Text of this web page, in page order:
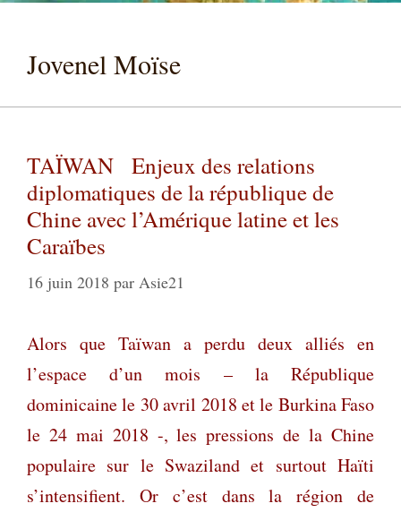
Jovenel Moïse
TAÏWAN Enjeux des relations
diplomatiques de la république de
Chine avec l’Amérique latine et les
Caraïbes
16 juin 2018 par Asie21
Alors que Taïwan a perdu deux alliés en
l’espace d’un mois – la République
dominicaine le 30 avril 2018 et le Burkina Faso
le 24 mai 2018 -, les pressions de la Chine
populaire sur le Swaziland et surtout Haïti
s’intensifient. Or c’est dans la région de